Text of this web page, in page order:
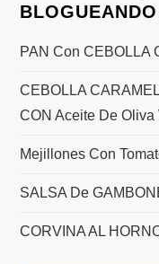
PAN Con CEBOLLA
CEBOLLA
CON Aceite De Oliva
Mejillones Con
SALSA De
CORVINA AL